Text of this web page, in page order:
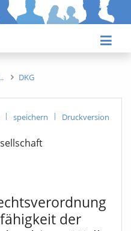
DKG
| speichern | Druckversion
der